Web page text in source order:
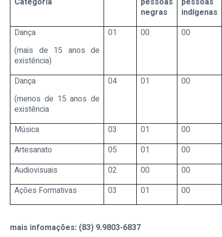
negras
indígenas
Dança
(mais de 15 anos de
existência)
01 00 00
Dança
(menos de 15 anos de
existência
04 01 00
Música 03 01
00
Artesanato
05 01
00
Audiovisuais
02 00
00
Ações Formativas
03 01 00
mais infomações: (83) 9.9803-6837